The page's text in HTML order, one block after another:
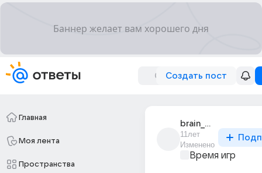
Создать пост
Главная
Моя лента
Пространства
brain_okoner_14
11лет
Изменено
Время игр